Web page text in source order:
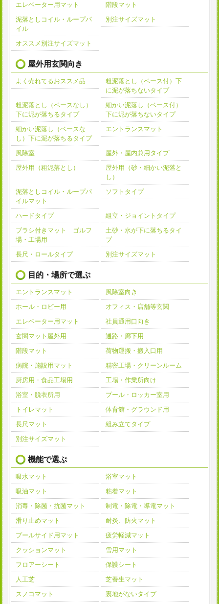
エレベーター用マット
階段マット
泥落としコイル・ループパ
イル
別注サイズマット
オススメ別注サイズマット
屋外用玄関向き
よく売れてるおススメ品
粗泥落とし（ベース付）下
に泥が落ちないタイプ
粗泥落とし（ベースなし）
下に泥が落ちるタイプ
細かい泥落し（ベース付）
下に泥が落ちないタイプ
細かい泥落し（ベースな
し）下に泥が落ちるタイプ
エントランスマット
風除室
屋外・屋内兼用タイプ
屋外用（粗泥落とし）
屋外用（砂・細かい泥落と
し）
泥落としコイル・ループパ
イルマット
ソフトタイプ
ハードタイプ
組立・ジョイントタイプ
ブラシ付きマット ゴルフ
場・工場用
土砂・水が下に落ちるタイ
プ
長尺・ロールタイプ
別注サイズマット
目的・場所で選ぶ
エントランスマット
風除室向き
ホール・ロビー用
オフィス・店舗等玄関
エレベーター用マット
社員通用口向き
玄関マット屋外用
通路・廊下用
階段マット
荷物運搬・搬入口用
病院・施設用マット
精密工場・クリーンルーム
厨房用・食品工場用
工場・作業所向け
浴室・脱衣所用
プール・ロッカー室用
トイレマット
体育館・グラウンド用
長尺マット
組み立てタイプ
別注サイズマット
機能で選ぶ
吸水マット
浴室マット
吸油マット
粘着マット
消毒・除菌・抗菌マット
制電・除電・導電マット
滑り止めマット
耐炎、防火マット
プールサイド用マット
疲労軽減マット
クッションマット
雪用マット
フロアーシート
保護シート
人工芝
芝養生マット
スノコマット
裏地がないタイプ